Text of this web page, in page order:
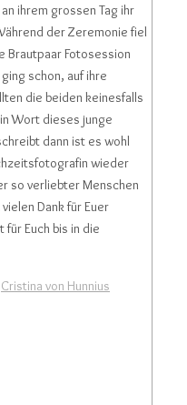
ihrem grossen Tag ihr
der Zeremonie fiel
Brautpaar Fotosession
schon, auf ihre
die beiden keinesfalls
Wort dieses junge
dann ist es wohl
wieder
so verliebter Menschen
Dank für Euer
Euch bis in die
Cristina von Hunnius